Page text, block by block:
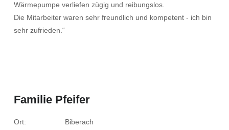
Wärmepumpe verliefen zügig und reibungslos.
Die Mitarbeiter waren sehr freundlich und kompetent - ich bin
sehr zufrieden.“
Familie Pfeifer
Ort: Biberach